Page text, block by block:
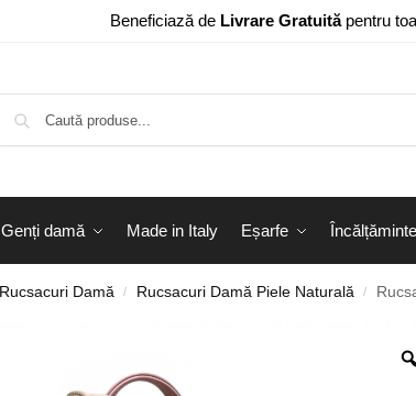
Beneficiază de Livrare Gratuităpentru
Genți damă Made in Italy Eșarfe
Rucsacuri Damă / Rucsacuri Damă Piele Naturală /